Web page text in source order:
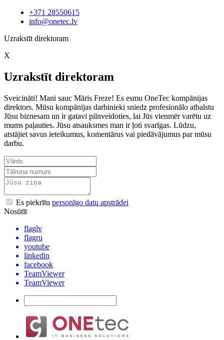
+371 28550615
info@onetec.lv
Uzrakstīt direktoram
X
Uzrakstīt direktoram
Sveicināti! Mani sauc Māris Freze! Es esmu OneTec kompānijas
direktors. Mūsu kompānijas darbinieki sniedz profesionālo atbalstu
Jūsu biznesam un ir gatavi pilnveidoties, lai Jūs vienmēr varētu uz
mums paļauties. Jūsu atsauksmes man ir ļoti svarīgas. Lūdzu,
atstājiet savus ieteikumus, komentārus vai piedāvājumus par mūsu
darbu.
Es piekrītu personīgo datu apstrādei
Nosūtīt
flaglv
flagru
youtube
linkedin
facebook
TeamViewer
TeamViewer